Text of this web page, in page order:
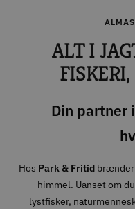
ALT I
Din partner
Hos Park & Fritidbrænder
himmel. Uanset om
lystfisker,